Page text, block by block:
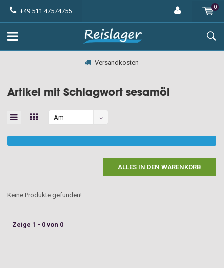
+49 511 47574755
0
Versandkosten
Artikel mit Schlagwort sesamöl
Am
angesehen
ALLES IN DEN WARENKORB
Keine Produkte gefunden!...
Zeige 1 - 0 von 0